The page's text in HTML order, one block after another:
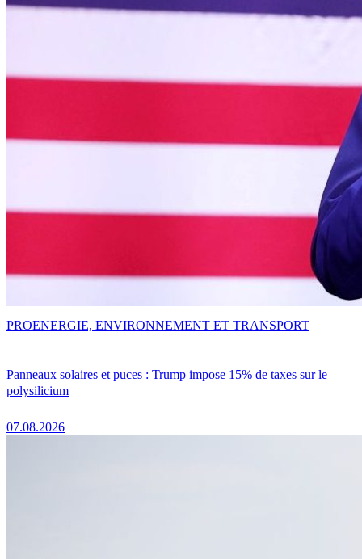
Panneaux solaires et puces : Trump impose 15% de taxes sur le
polysilicium
07.08.2026
PROENERGIE, ENVIRONNEMENT ET TRANSPORT